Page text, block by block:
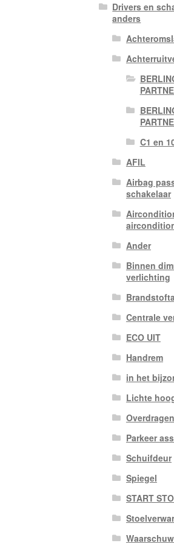
Drivers en
anders
C1 en
AFIL
Airbag
schakelaar
Ander
Binnen
verlichting
Centrale
ECO UIT
Handrem
in het
Lichte
Overdragen
Parkeer
Schuifdeur
Spiegel
START